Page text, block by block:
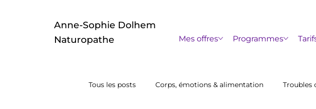
Anne-Sophie Dolhem
Naturopathe
Mes offres Programmes
Tous les posts Corps, émotions & alimentation Troubles